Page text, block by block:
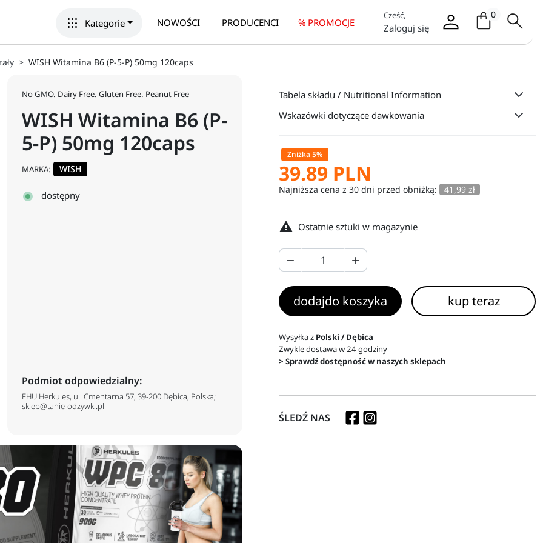
apps Kategorie NOWOŚCI PRODUCENCI % PROMOCJE
Cześć,
Zaloguj się
0Koszyk /
WISH Witamina B6 (P-5-P) 50mg 120caps
No GMO. Dairy Free. Gluten Free. Peanut Free
WISH Witamina B6 (P-
5-P) 50mg 120caps
MARKA: WISH
dostępny
Podmiot odpowiedzialny:
FHU Herkules, ul. Cmentarna 57, 39-200 Dębica, Polska;
sklep@tanie-odzywki.pl
Tabela składu / Nutritional Information
Wskazówki dotyczące dawkowania
Zniżka 5%
39.89 PLN
Najniższa cena z 30 dni przed obniżką: 41,99 zł
 Ostatnie sztuki w magazynie
 
dodajdo koszyka kup teraz
Wysyłka z Polski / Dębica
Zwykle dostawa w 24 godziny
> Sprawdź dostępność w naszych sklepach
ŚLEDŹ NAS